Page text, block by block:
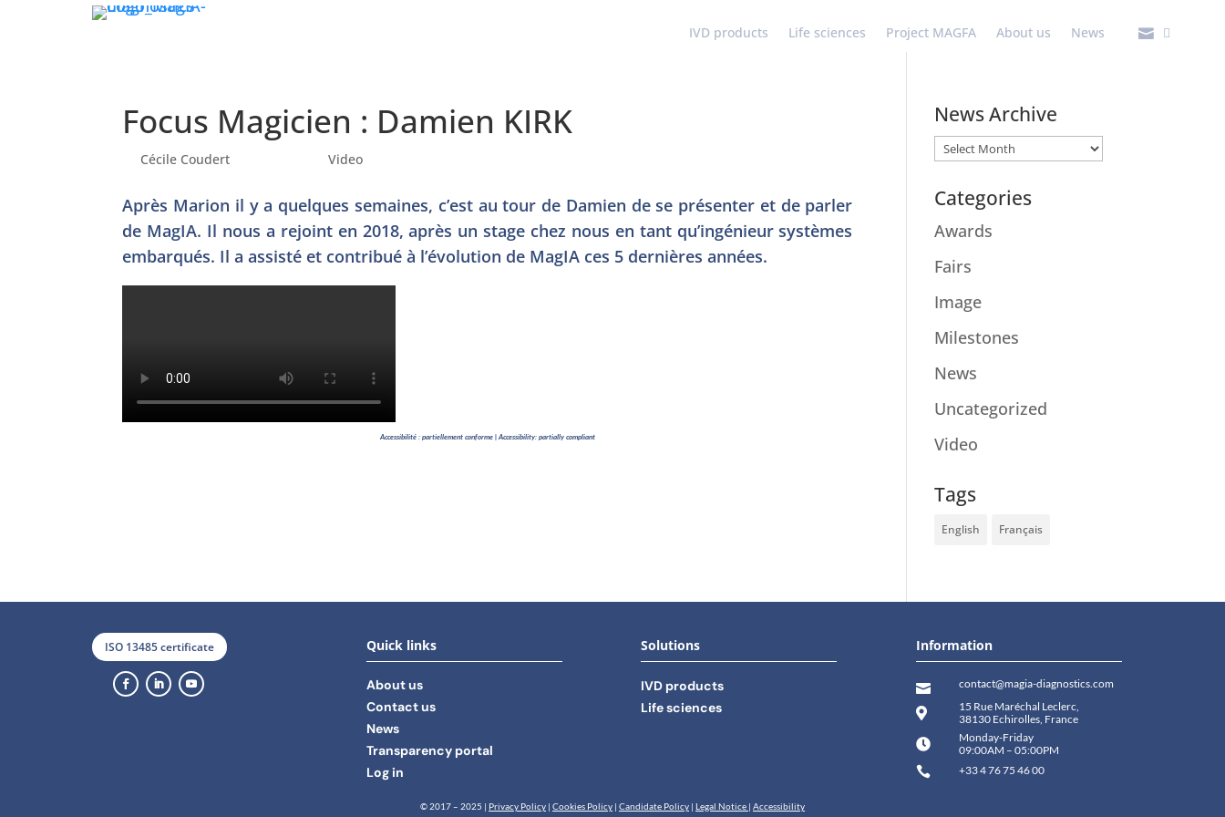
IVD products Life sciences Project MAGFA About us News 
Focus Magicien : Damien KIRK
Cécile Coudert |Video
Après Marion il y a quelques semaines, c’est au tour de Damien de se présenter et de parler
de MagIA. Il nous a rejoint en 2018, après un stage chez nous en tant qu’ingénieur systèmes
embarqués. Il a assisté et contribué à l’évolution de MagIA ces 5 dernières années.
Accessibilité : partiellement conforme | Accessibility: partially compliant
News Archive
News
Categories
Awards
Fairs
Image(1)
Milestones
News
Uncategorized
Video
Tags
English Français
ISO 13485 certificate Quick links
About us
Contact us
News
Transparency portal
Log in
Solutions
IVD products
Life sciences
Information
 contact@magia-diagnostics.com

15 Rue Maréchal Leclerc,
38130 Echirolles, France

Monday-Friday
09:00AM – 05:00PM
 +33 4 76 75 46 00
© 2017 – 2025 | Privacy Policy | Cookies Policy | Candidate Policy | Legal Notice | Accessibility